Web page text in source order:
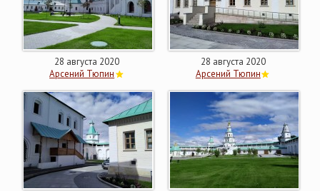
28 августа 2020
Арсений Тюпин
28 августа 2020
Арсений Тюпин